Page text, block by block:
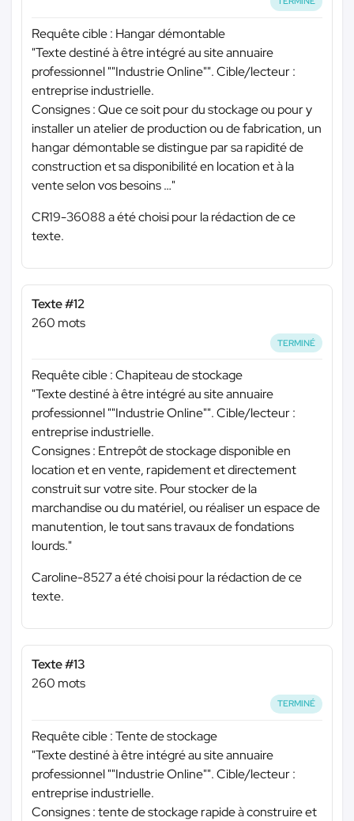
Requête cible : Hangar démontable
"Texte destiné à être intégré au site annuaire
professionnel ""Industrie Online"". Cible/lecteur :
entreprise industrielle.
Consignes : Que ce soit pour du stockage ou pour y
installer un atelier de production ou de fabrication, un
hangar démontable se distingue par sa rapidité de
construction et sa disponibilité en location et à la
vente selon vos besoins …"
CR19-36088 a été choisi pour la rédaction de ce
texte.
Texte #12
260 mots
TERMINÉ
Requête cible : Chapiteau de stockage
"Texte destiné à être intégré au site annuaire
professionnel ""Industrie Online"". Cible/lecteur :
entreprise industrielle.
Consignes : Entrepôt de stockage disponible en
location et en vente, rapidement et directement
construit sur votre site. Pour stocker de la
marchandise ou du matériel, ou réaliser un espace de
manutention, le tout sans travaux de fondations
lourds."
Caroline-8527 a été choisi pour la rédaction de ce
texte.
Texte #13
260 mots
TERMINÉ
Requête cible : Tente de stockage
"Texte destiné à être intégré au site annuaire
professionnel ""Industrie Online"". Cible/lecteur :
entreprise industrielle.
Consignes : tente de stockage rapide à construire et